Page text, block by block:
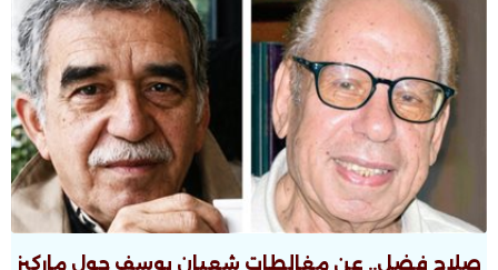
صلاح فضل.. عن مغالطات شعبان يوسف حول ماركيز